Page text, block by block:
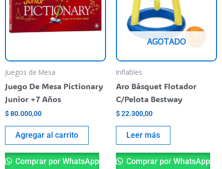
Juegos de Mesa
Juego De Mesa Pictionary
Junior +7 Años
$80.000,00
Agregar al carrito
Comprar por WhatsApp
AGOTADO
Inflables
Aro Básquet Flotador
C/Pelota Bestway
$22.300,00
Leer más
Comprar por WhatsApp